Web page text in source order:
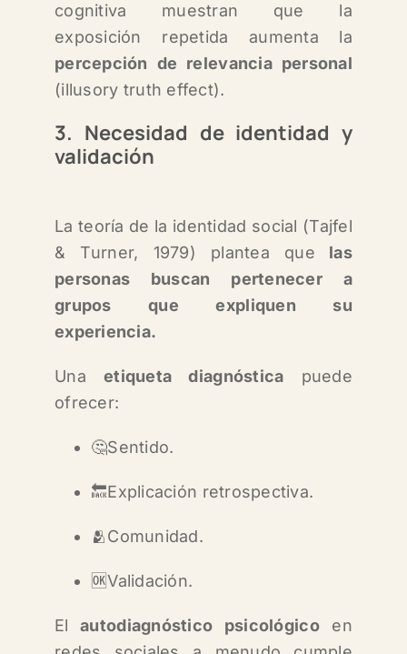
cognitiva muestran que la
exposición repetida aumenta la
percepción de relevancia personal
(illusory truth effect).
3. Necesidad de identidad y
validación
La teoría de la identidad social (Tajfel
& Turner, 1979) plantea que las
personas buscan pertenecer a
grupos que expliquen su
experiencia.
Unaetiqueta diagnóstica puede
ofrecer:
🤔Sentido.
🔙Explicación retrospectiva.
🫂Comunidad.
🆗Validación.
El autodiagnóstico psicológicoen